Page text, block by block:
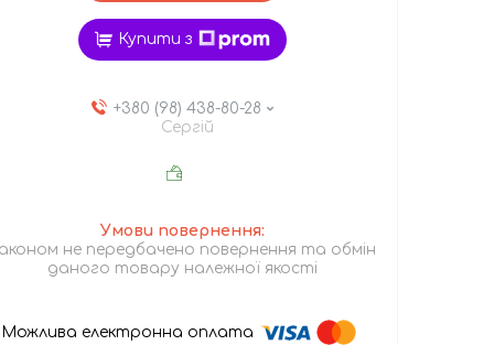
Купити з
+380 (98) 438-80-28
Сергій
не передбачено повернення та обмін
даного товару належної якості